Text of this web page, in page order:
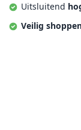
Uitsluitend
Veilig